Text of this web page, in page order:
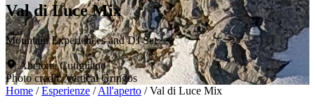
Val di Luce Mix
Mountain Experiences and DJ Set
Abetone Cutigliano
Photo credit: Vertical Gringos
Home /Esperienze /All'aperto /Val di Luce Mix